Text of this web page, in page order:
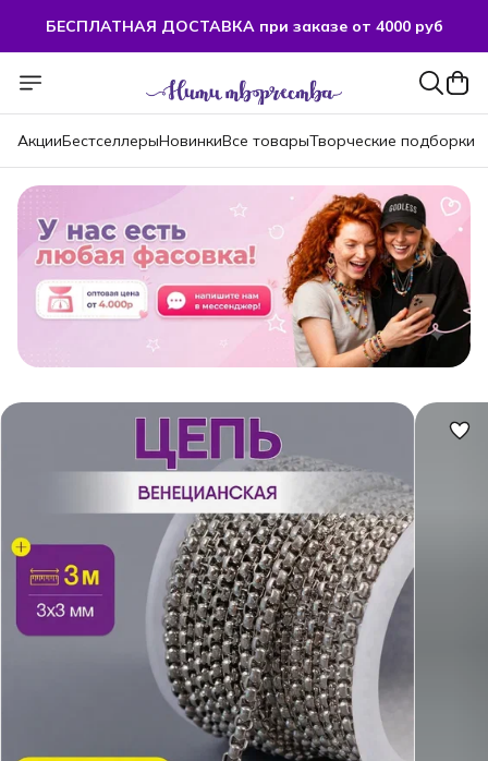
БЕСПЛАТНАЯ ДОСТАВКА при заказе от 4000 руб
БЕСПЛАТНАЯ ДОСТАВКА при заказе от 4000 руб
АкцииБестселлерыНовинкиВсе товарыТворческие подборки